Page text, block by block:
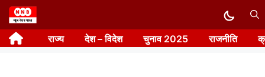
Skip
to
content राज्य देश – विदेश चुनाव 2025 राजनीति